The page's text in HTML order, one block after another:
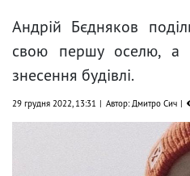
Андрій Бєдняков
свою першу оселю, а
знесення будівлі.
29 грудня 2022, 13:31 Автор: Дмитро Сич